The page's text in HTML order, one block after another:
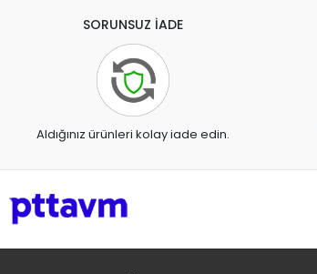
SORUNSUZ İADE
Aldığınız ürünleri kolay iade edin.